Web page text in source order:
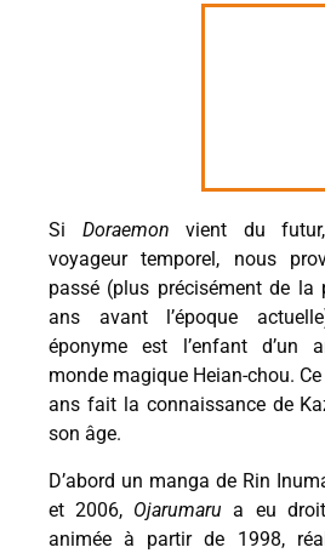
Si Doraemon vient du
voyageur temporel, nous
passé (plus précisément de la
ans avant l’époque
éponyme est l’enfant d’un
monde magique Heian-chou.
ans fait la connaissance de
son âge.
D’abord un manga de Rin
et 2006, Ojarumaru a eu
animée à partir de 1998,